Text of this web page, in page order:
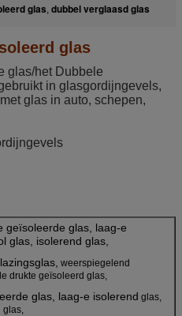
glas, dubbel verglaasd glas
glas
glas/het Dubbele
in glasgordijngevels,
glas in auto, schepen,
geïsoleerde glas, laag-e
glas, isolerend glas,
weerspiegelend
drukte geïsoleerd glas,
glas, laag-e isolerend glas,
glas,